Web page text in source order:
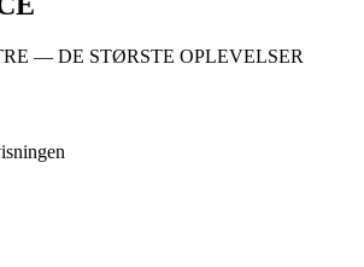
— DE STØRSTE OPLEVELSER